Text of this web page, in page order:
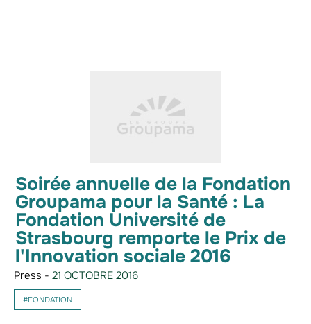
Soirée annuelle de la Fondation
Groupama pour la Santé : La
Fondation Université de
Strasbourg remporte le Prix de
l'Innovation sociale 2016
Press - 21 OCTOBRE 2016
#FONDATION